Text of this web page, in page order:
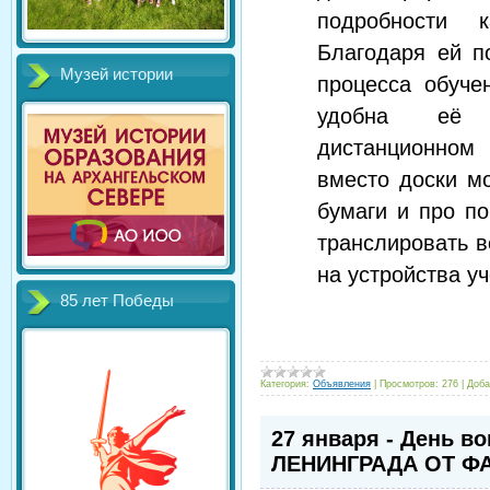
Музей истории
85 лет Победы
подробности
Благодаря ей
процесса
удобна её
вместо доски
бумаги и про
транслировать
на устройства
Категория: Объявления Просмотров: 276
27 января - День
ЛЕНИНГРАДА ОТ